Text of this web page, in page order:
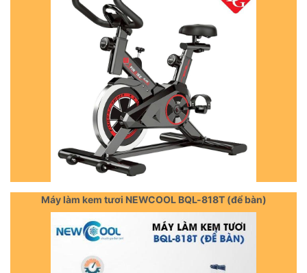
Máy làm kem tươi NEWCOOL BQL-818T (để bàn)